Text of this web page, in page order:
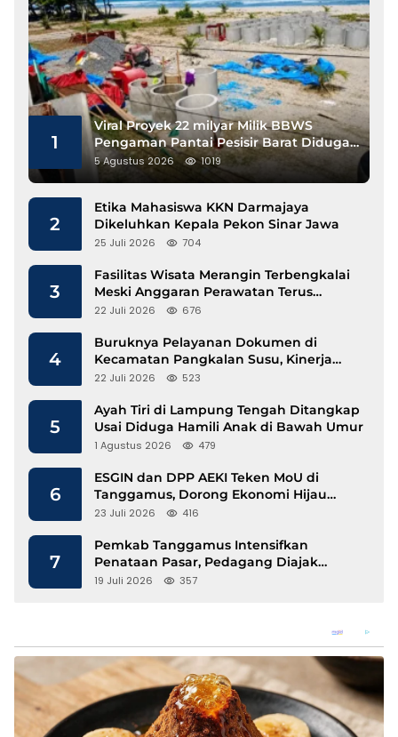
1
Viral Proyek 22 milyar Milik BBWS
Pengaman Pantai Pesisir Barat Diduga
Gunakan Besi Banci
5 Agustus 2026 1019
2
Etika Mahasiswa KKN Darmajaya
Dikeluhkan Kepala Pekon Sinar Jawa
25 Juli 2026 704
3
Fasilitas Wisata Merangin Terbengkalai
Meski Anggaran Perawatan Terus
Mengalir
22 Juli 2026 676
4
Buruknya Pelayanan Dokumen di
Kecamatan Pangkalan Susu, Kinerja
Disdukcapil Langkat Disorot
22 Juli 2026 523
5
Ayah Tiri di Lampung Tengah Ditangkap
Usai Diduga Hamili Anak di Bawah Umur
1 Agustus 2026 479
6
ESGIN dan DPP AEKI Teken MoU di
Tanggamus, Dorong Ekonomi Hijau
Berbasis Kopi dan Perdagangan Karbon
23 Juli 2026 416
7
Pemkab Tanggamus Intensifkan
Penataan Pasar, Pedagang Diajak
Tempati Pasar Modern Talang Padang
19 Juli 2026 357